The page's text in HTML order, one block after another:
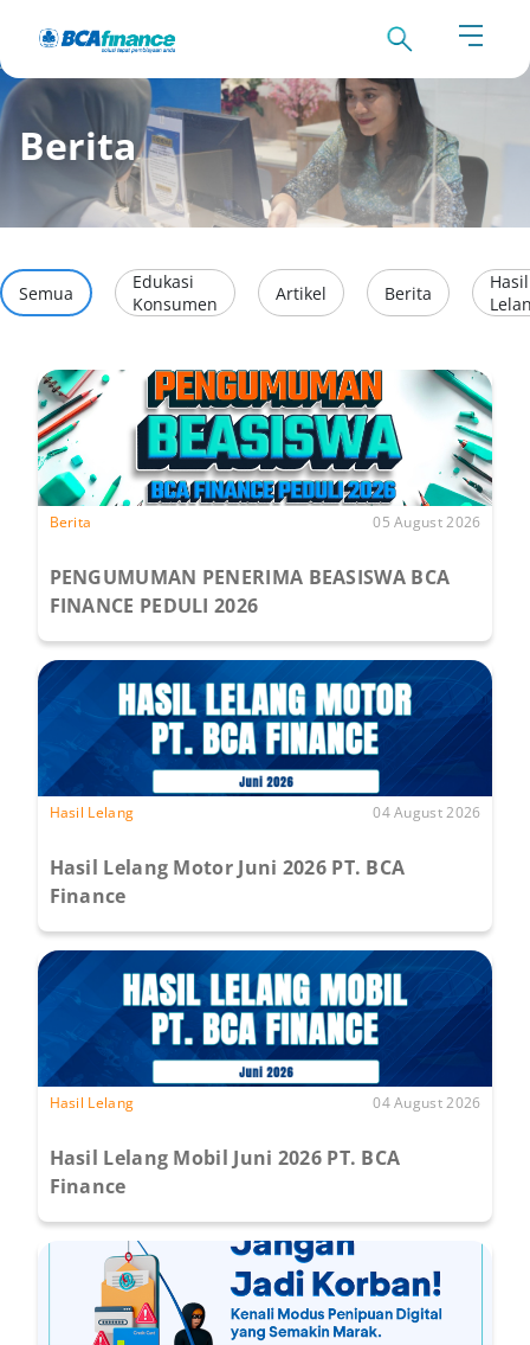
Berita
Semua
Edukasi
Konsumen
Artikel Berita
Hasil
Berita 05 August 2026
PENGUMUMAN PENERIMA BEASISWA BCA
FINANCE PEDULI 2026
Hasil Lelang 04 August 2026
Hasil Lelang Motor Juni 2026 PT. BCA
Finance
Hasil Lelang 04 August 2026
Hasil Lelang Mobil Juni 2026 PT. BCA
Finance